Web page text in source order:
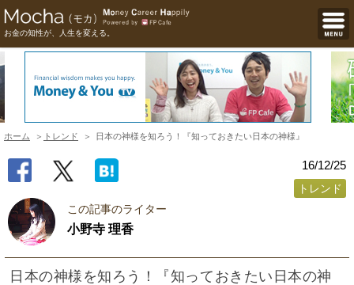
お金の知性が、人生を変える。
ホーム トレンド 日本の神様を知ろう！『知っておきたい日本の神様』
16/12/25
トレンド
この記事のライター
小野寺 理香
日本の神様を知ろう！『知っておきたい日本の神